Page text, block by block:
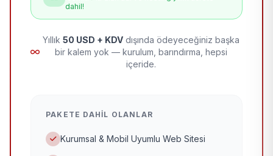
dahil!
Yıllık 50 USD + KDV dışında ödeyeceğiniz başka
bir kalem yok — kurulum, barındırma, hepsi
içeride.
PAKETE DAHIL OLANLAR
Kurumsal & Mobil Uyumlu Web Sitesi